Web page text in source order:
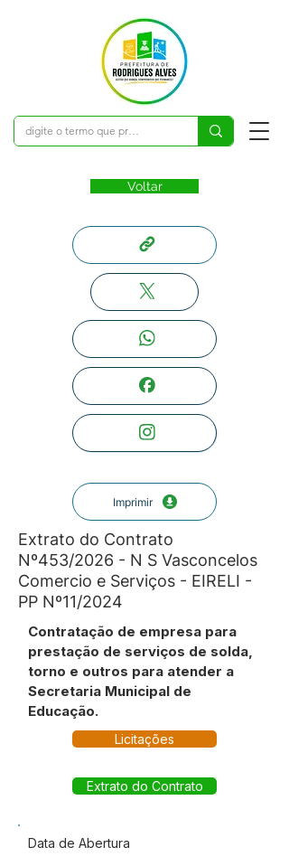
Voltar
Imprimir
Extrato do Contrato
Nº453/2026 - N S Vasconcelos
Comercio e Serviços - EIRELI -
PP Nº11/2024
Contratação de empresa para
prestação de serviços de solda,
torno e outros para atender a
Secretaria Municipal de
Educação.
Licitações
Extrato do Contrato
Data de Abertura